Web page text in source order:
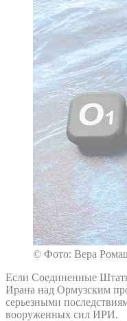
© Фото: Вера
Если Соединенные
Ирана над Ормузским
серьезными
вооруженных сил ИРИ.